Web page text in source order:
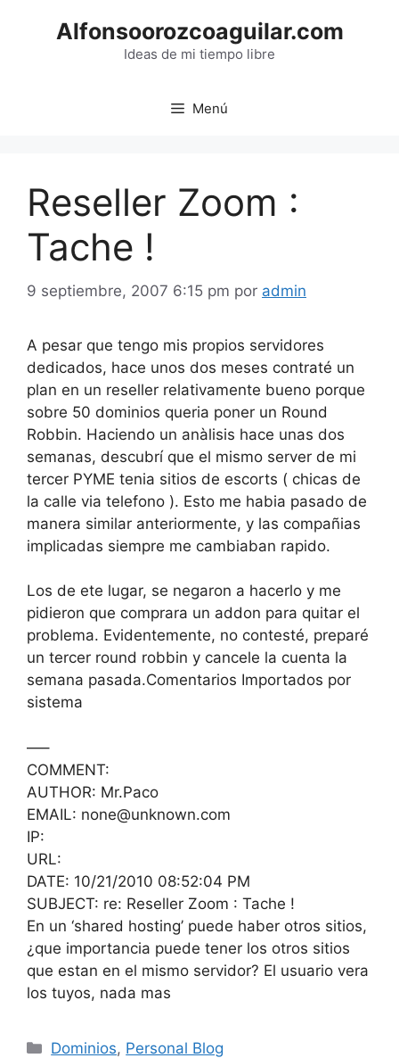
Alfonsoorozcoaguilar.com
Ideas de mi tiempo libre
Menú
Reseller Zoom :
Tache !
9 septiembre, 2007 6:15 pm por admin
A pesar que tengo mis propios servidores
dedicados, hace unos dos meses contraté un
plan en un reseller relativamente bueno porque
sobre 50 dominios queria poner un Round
Robbin. Haciendo un anàlisis hace unas dos
semanas, descubrí que el mismo server de mi
tercer PYME tenia sitios de escorts ( chicas de
la calle via telefono ). Esto me habia pasado de
manera similar anteriormente, y las compañias
implicadas siempre me cambiaban rapido.
Los de ete lugar, se negaron a hacerlo y me
pidieron que comprara un addon para quitar el
problema. Evidentemente, no contesté, preparé
un tercer round robbin y cancele la cuenta la
semana pasada.Comentarios Importados por
sistema
—–
COMMENT:
AUTHOR: Mr.Paco
EMAIL: none@unknown.com
IP:
URL:
DATE: 10/21/2010 08:52:04 PM
SUBJECT: re: Reseller Zoom : Tache !
En un ‘shared hosting’ puede haber otros sitios,
¿que importancia puede tener los otros sitios
que estan en el mismo servidor? El usuario vera
los tuyos, nada mas
Categorías
Dominios, Personal Blog